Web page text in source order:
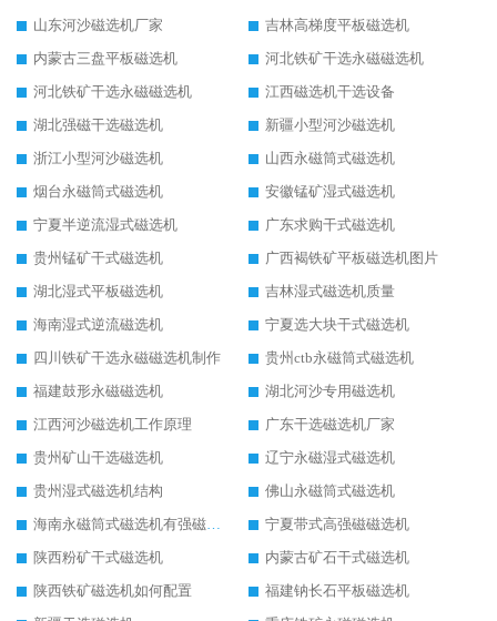
山东河沙磁选机厂家
吉林高梯度平板磁选机
内蒙古三盘平板磁选机
河北铁矿干选永磁磁选机
河北铁矿干选永磁磁选机
江西磁选机干选设备
湖北强磁干选磁选机
新疆小型河沙磁选机
浙江小型河沙磁选机
山西永磁筒式磁选机
烟台永磁筒式磁选机
安徽锰矿湿式磁选机
宁夏半逆流湿式磁选机
广东求购干式磁选机
贵州锰矿干式磁选机
广西褐铁矿平板磁选机图片
湖北湿式平板磁选机
吉林湿式磁选机质量
海南湿式逆流磁选机
宁夏选大块干式磁选机
四川铁矿干选永磁磁选机制作
贵州ctb永磁筒式磁选机
福建鼓形永磁磁选机
湖北河沙专用磁选机
江西河沙磁选机工作原理
广东干选磁选机厂家
贵州矿山干选磁选机
辽宁永磁湿式磁选机
贵州湿式磁选机结构
佛山永磁筒式磁选机
海南永磁筒式磁选机有强磁的吗
宁夏带式高强磁磁选机
陕西粉矿干式磁选机
内蒙古矿石干式磁选机
陕西铁矿磁选机如何配置
福建钠长石平板磁选机